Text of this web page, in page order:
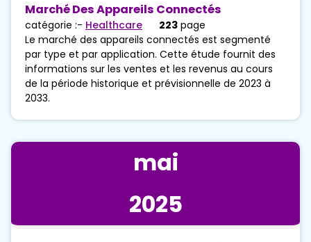
Marché Des Appareils Connectés
catégorie :- Healthcare 223 page
Le marché des appareils connectés est segmenté
par type et par application. Cette étude fournit des
informations sur les ventes et les revenus au cours
de la période historique et prévisionnelle de 2023 à
2033.
mai
2025